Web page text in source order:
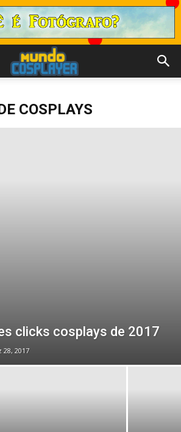
COSPLAYS
clicks cosplays de 2017
28, 2017